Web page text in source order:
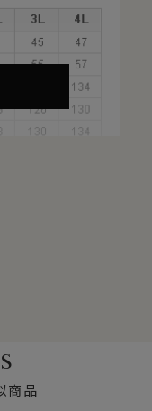
ルマックス®フ
ライな着心地
材感が特長で
たい方に適し
いのもドライ
使用
クールマック
商品